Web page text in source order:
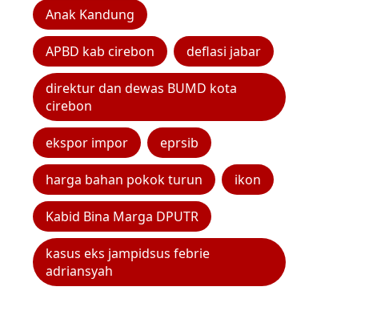
Anak Kandung
APBD kab cirebon deflasi jabar
direktur dan dewas BUMD kota
cirebon
ekspor impor eprsib
harga bahan pokok turun ikon
Kabid Bina Marga DPUTR
kasus eks jampidsus febrie
adriansyah